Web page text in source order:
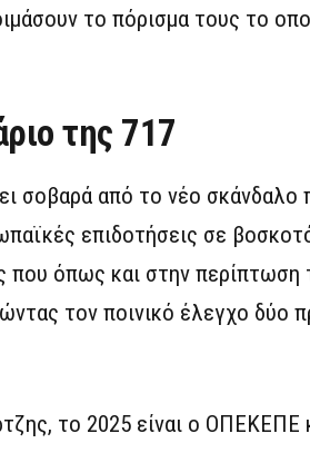
το πόρισμα τους το
της 717
σοβαρά από το νέο
επιδοτήσεις σε
που όπως και στην περίπτωση
τον ποινικό έλεγχο δύο
το 2025 είναι ο ΟΠΕΚΕΠΕ